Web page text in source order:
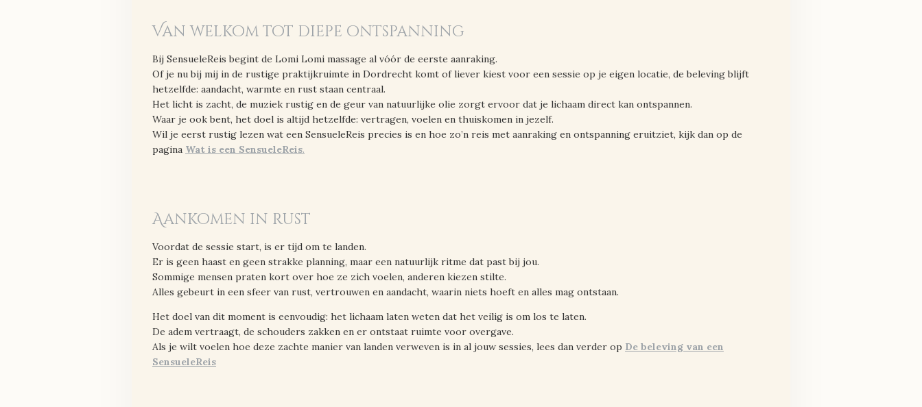
Van welkom tot diepe ontspanning
Bij SensueleReis begint de Lomi Lomi massage al vóór de eerste aanraking.
Of je nu bij mij in de rustige praktijkruimte in Dordrecht komt of liever kiest voor een sessie op je eigen locatie, de beleving blijft
hetzelfde: aandacht, warmte en rust staan centraal.
Het licht is zacht, de muziek rustig en de geur van natuurlijke olie zorgt ervoor dat je lichaam direct kan ontspannen.
Waar je ook bent, het doel is altijd hetzelfde: vertragen, voelen en thuiskomen in jezelf.
Wil je eerst rustig lezen wat een SensueleReis precies is en hoe zo’n reis met aanraking en ontspanning eruitziet, kijk dan op de
pagina Wat is een SensueleReis.
Aankomen in rust
Voordat de sessie start, is er tijd om te landen.
Er is geen haast en geen strakke planning, maar een natuurlijk ritme dat past bij jou.
Sommige mensen praten kort over hoe ze zich voelen, anderen kiezen stilte.
Alles gebeurt in een sfeer van rust, vertrouwen en aandacht, waarin niets hoeft en alles mag ontstaan.
Het doel van dit moment is eenvoudig: het lichaam laten weten dat het veilig is om los te laten.
De adem vertraagt, de schouders zakken en er ontstaat ruimte voor overgave.
Als je wilt voelen hoe deze zachte manier van landen verweven is in al jouw sessies, lees dan verder op De beleving van een
SensueleReis